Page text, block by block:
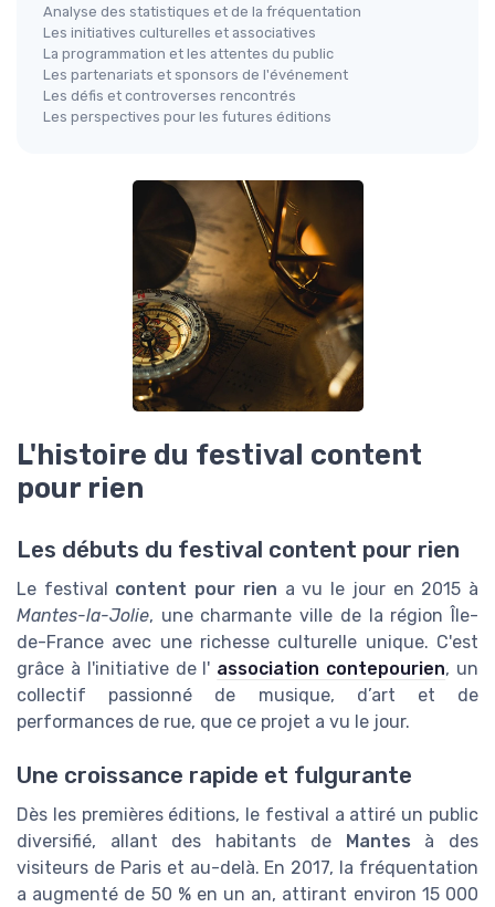
Analyse des statistiques et de la fréquentation
Les initiatives culturelles et associatives
La programmation et les attentes du public
Les partenariats et sponsors de l'événement
Les défis et controverses rencontrés
Les perspectives pour les futures éditions
L'histoire du festival content
pour rien
Les débuts du festival content pour rien
Le festival content pour rien a vu le jour en 2015 à
Mantes-la-Jolie, une charmante ville de la région Île-
de-France avec une richesse culturelle unique. C'est
grâce à l'initiative de l' association contepourien, un
collectif passionné de musique, d’art et de
performances de rue, que ce projet a vu le jour.
Une croissance rapide et fulgurante
Dès les premières éditions, le festival a attiré un public
diversifié, allant des habitants de
Mantes à des
visiteurs de Paris et au-delà. En 2017, la fréquentation
a augmenté de 50 % en un an, attirant environ 15 000